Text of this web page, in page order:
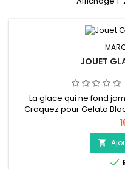
JOUET
La glace qui ne fond
Craquez pour Gelato
faire frissonner de plaisir
ses trois boules à
sens, cette glace ne fond
jeu rafraîchissant ! Et ce

